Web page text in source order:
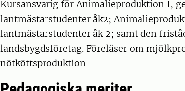
Kursansvarig för Animalieproduktion I,
lantmästarstudenter åk2;
lantmästarstudenter åk 2; samt den
landsbygdsföretag. Föreläser om
nötköttsproduktion